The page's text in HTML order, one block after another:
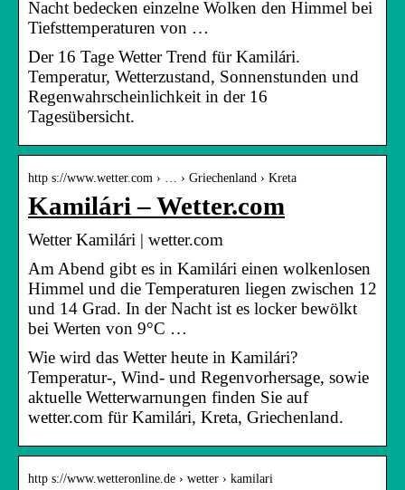
Nacht bedecken einzelne Wolken den Himmel bei
Tiefsttemperaturen von …
Der 16 Tage Wetter Trend für Kamilári.
Temperatur, Wetterzustand, Sonnenstunden und
Regenwahrscheinlichkeit in der 16
Tagesübersicht.
http s://www.wetter.com › … › Griechenland › Kreta
Kamilári – Wetter.com
Wetter Kamilári | wetter.com
Am Abend gibt es in Kamilári einen wolkenlosen
Himmel und die Temperaturen liegen zwischen 12
und 14 Grad. In der Nacht ist es locker bewölkt
bei Werten von 9°C …
Wie wird das Wetter heute in Kamilári?
Temperatur-, Wind- und Regenvorhersage, sowie
aktuelle Wetterwarnungen finden Sie auf
wetter.com für Kamilári, Kreta, Griechenland.
http s://www.wetteronline.de › wetter › kamilari